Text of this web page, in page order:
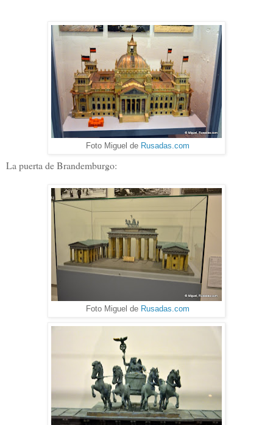
Foto Miguel de Rusadas.com
La puerta de Brandemburgo:
Foto Miguel de Rusadas.com